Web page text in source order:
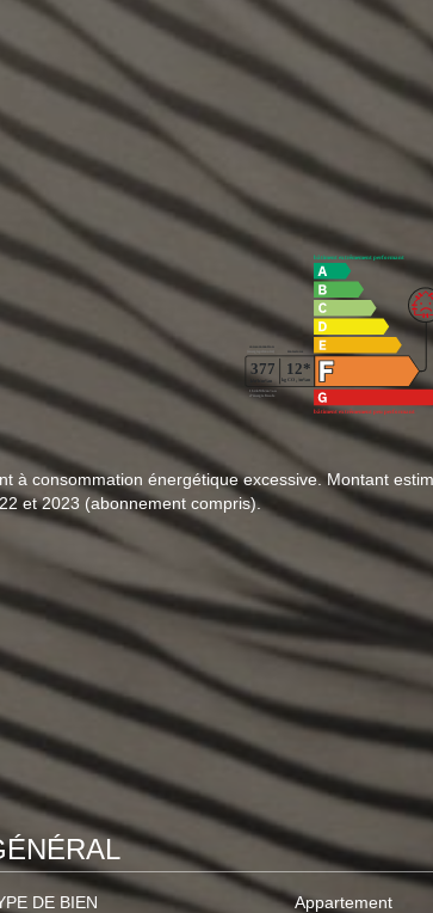
à consommation énergétique excessive. Montant
et 2023 (abonnement compris).
DE BIEN
Appartement